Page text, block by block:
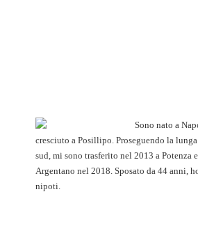
Sono nato a
cresciuto a Posillipo. Proseguendo la
sud, mi sono trasferito nel 2013 a Potenza
Argentano nel 2018. Sposato da 44 anni,
nipoti.